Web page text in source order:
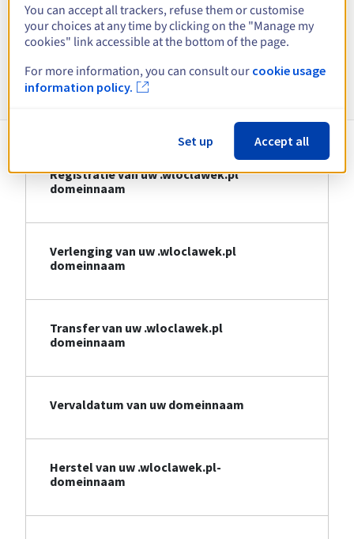
Bekijk alle extensies
Informatie over .wloclawek.pl
Registratie van uw .wloclawek.pl
domeinnaam
Verlenging van uw .wloclawek.pl
domeinnaam
Transfer van uw .wloclawek.pl
domeinnaam
Vervaldatum van uw domeinnaam
Herstel van uw .wloclawek.pl-
domeinnaam
You can accept all trackers, refuse them or customise
your choices at any time by clicking on the "Manage my
cookies" link accessible at the bottom of the page.
For more information, you can consult our cookie usage
information policy.
Set up Accept all